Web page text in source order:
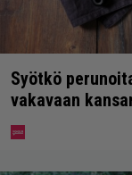
Syötkö
vakavaan